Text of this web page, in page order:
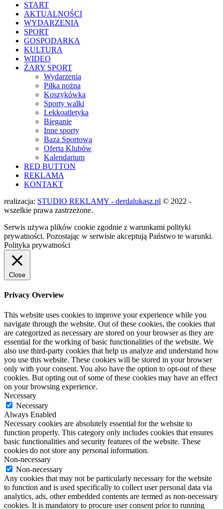
START
AKTUALNOŚCI
WYDARZENIA
SPORT
GOSPODARKA
KULTURA
WIDEO
ŻARY SPORT
Wydarzenia
Piłka nożna
Koszykówka
Sporty walki
Lekkoatletyka
Bieganie
Inne sporty
Baza Sportowa
Oferta Klubów
Kalendarium
RED BUTTON
REKLAMA
KONTAKT
realizacja: STUDIO REKLAMY - derdalukasz.pl © 2022 -
wszelkie prawa zastrzeżone.
Serwis używa plików cookie zgodnie z warunkami polityki
prywatności. Pozostając w serwisie akceptują Państwo te warunki.
Polityka prywatności
Close
Privacy Overview
This website uses cookies to improve your experience while you
navigate through the website. Out of these cookies, the cookies that
are categorized as necessary are stored on your browser as they are
essential for the working of basic functionalities of the website. We
also use third-party cookies that help us analyze and understand how
you use this website. These cookies will be stored in your browser
only with your consent. You also have the option to opt-out of these
cookies. But opting out of some of these cookies may have an effect
on your browsing experience.
Necessary
Necessary
Always Enabled
Necessary cookies are absolutely essential for the website to
function properly. This category only includes cookies that ensures
basic functionalities and security features of the website. These
cookies do not store any personal information.
Non-necessary
Non-necessary
Any cookies that may not be particularly necessary for the website
to function and is used specifically to collect user personal data via
analytics, ads, other embedded contents are termed as non-necessary
cookies. It is mandatory to procure user consent prior to running